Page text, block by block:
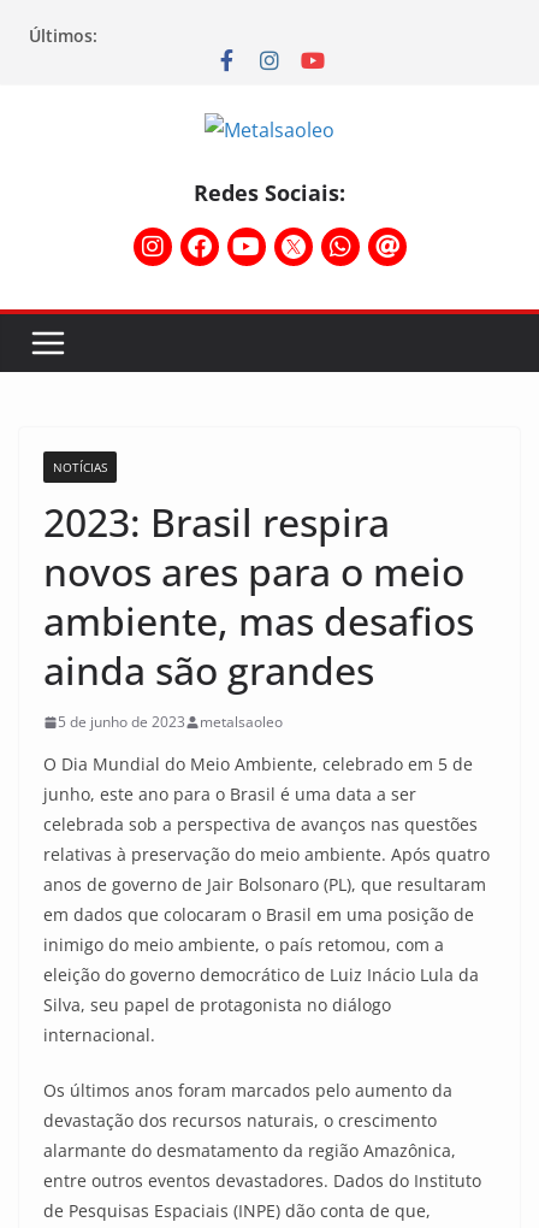
Últimos:
Redes Sociais:
NOTÍCIAS
2023: Brasil respira
novos ares para o meio
ambiente, mas desafios
ainda são grandes
5 de junho de 2023 metalsaoleo
O Dia Mundial do Meio Ambiente, celebrado em 5 de
junho, este ano para o Brasil é uma data a ser
celebrada sob a perspectiva de avanços nas questões
relativas à preservação do meio ambiente. Após quatro
anos de governo de Jair Bolsonaro (PL), que resultaram
em dados que colocaram o Brasil em uma posição de
inimigo do meio ambiente, o país retomou, com a
eleição do governo democrático de Luiz Inácio Lula da
Silva, seu papel de protagonista no diálogo
internacional.
Os últimos anos foram marcados pelo aumento da
devastação dos recursos naturais, o crescimento
alarmante do desmatamento da região Amazônica,
entre outros eventos devastadores. Dados do Instituto
de Pesquisas Espaciais (INPE) dão conta de que,